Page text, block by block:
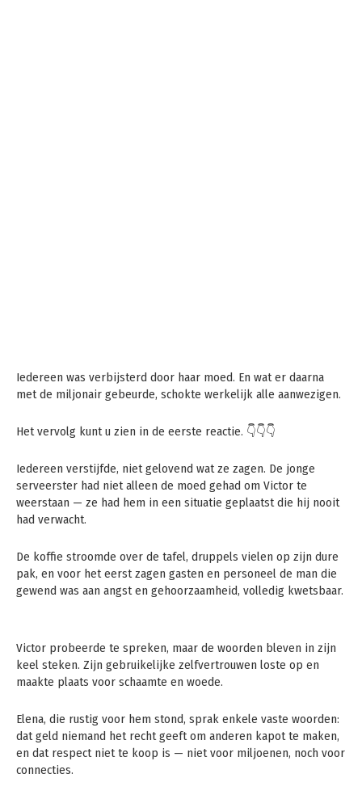
Iedereen was verbijsterd door haar moed. En wat er daarna
met de miljonair gebeurde, schokte werkelijk alle aanwezigen.
Het vervolg kunt u zien in de eerste reactie. 👇👇👇
Iedereen verstijfde, niet gelovend wat ze zagen. De jonge
serveerster had niet alleen de moed gehad om Victor te
weerstaan — ze had hem in een situatie geplaatst die hij nooit
had verwacht.
De koffie stroomde over de tafel, druppels vielen op zijn dure
pak, en voor het eerst zagen gasten en personeel de man die
gewend was aan angst en gehoorzaamheid, volledig kwetsbaar.
Victor probeerde te spreken, maar de woorden bleven in zijn
keel steken. Zijn gebruikelijke zelfvertrouwen loste op en
maakte plaats voor schaamte en woede.
Elena, die rustig voor hem stond, sprak enkele vaste woorden:
dat geld niemand het recht geeft om anderen kapot te maken,
en dat respect niet te koop is — niet voor miljoenen, noch voor
connecties.